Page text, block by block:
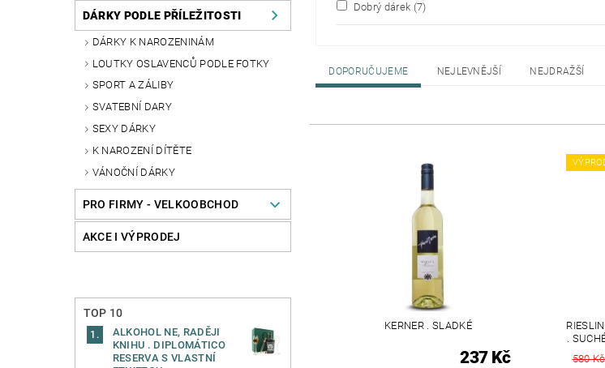
DÁRKY PODLE PŘÍLEŽITOSTI
DÁRKY K NAROZENINÁM
LOUTKY OSLAVENCŮ PODLE FOTKY
SPORT A ZÁLIBY
SVATEBNÍ DARY
SEXY DÁRKY
K NAROZENÍ DÍTĚTE
VÁNOČNÍ DÁRKY
PRO FIRMY - VELKOOBCHOD
AKCE I VÝPRODEJ
TOP 10
ALKOHOL NE, RADĚJI
KNIHU . DIPLOMÁTICO
RESERVA S VLASTNÍ
Dobrý dárek (7)
DOPORUČUJEME NEJLEVNĚJŠÍ NEJDRAŽŠÍ
KERNER . SLADKÉ
237 Kč
.
580 Kč